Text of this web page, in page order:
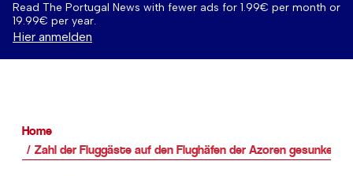
Read The Portugal News with fewer ads for 1.99€ per month or
19.99€ per year.
Hier anmelden
Home
Zahl der Fluggäste auf den Flughäfen der Azoren gesunken